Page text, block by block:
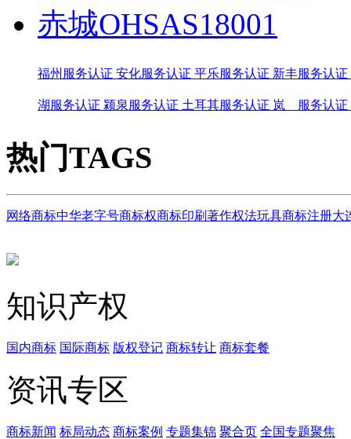
赤城OHSAS18001
福州服务认证 安化服务认证 平乐服务认证 新丰服务认证
湖服务认证 颍泉服务认证 土耳其服务认证 岚 服务认证
热门TAGS
网络商标中华老字号商标权商标印刷著作权法玩具商标注册大
知识产权
国内商标 国际商标 版权登记 商标转让 商标套餐
资讯专区
商标新闻 标局动态 商标案例 专题集锦 聚合页 全国专题聚焦